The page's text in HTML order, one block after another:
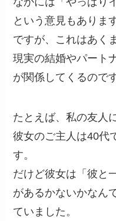
という意見もあります
ですが、これはあく
現実の結婚やパート
が関係してくるのです
たとえば、私の友人
彼女のご主人は40代
す。
だけど彼女は「彼と
があるかないかなん
ていました。